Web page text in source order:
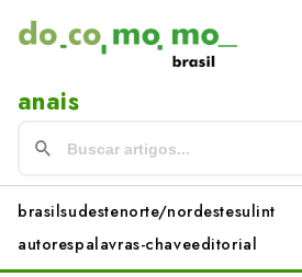
anais
brasilsudestenorte/nordestesulint
autorespalavras-chaveeditorial